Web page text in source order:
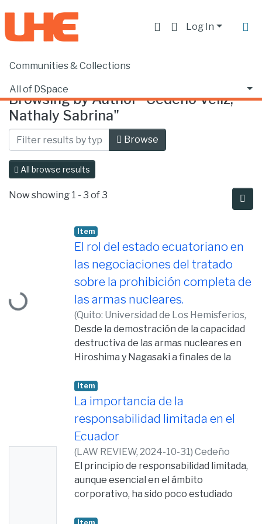
Log In
Communities & Collections
All of DSpace
Home Browse by Author
Browsing by Author "Cedeño Véliz,
Nathaly Sabrina"
Browse
All browse results
Now showing 1 - 3 of 3
Loading...
Item
El rol del estado ecuatoriano en
las negociaciones del tratado
sobre la prohibición completa de
las armas nucleares.
(Quito: Universidad de Los Hemisferios,
2019,2019-07-24)Cedeño Véliz, Nathaly
Sabrina
Desde la demostración de la capacidad
destructiva de las armas nucleares en
Hiroshima y Nagasaki a finales de la
una guerra nuclear en la Crisis de los
Misiles en Cuba, el Ecuador activó su
diplomacia en los distintos espacios
internacionales que buscan la no
proliferación de esta clase de
armamentos. En el presente artículo
académico se determinará el rol del
Estado ecuatoriano en el Tratado sobre
la Prohibición Completa de Armas
Item
La importancia de la
responsabilidad limitada en el
Ecuador
(LAW REVIEW, 2024-10-31) Cedeño
Véliz, Nathaly Sabrina;Vásconez
Donoso, José Luis
El principio de responsabilidad limitada,
aunque esencial en el ámbito
corporativo, ha sido poco estudiado